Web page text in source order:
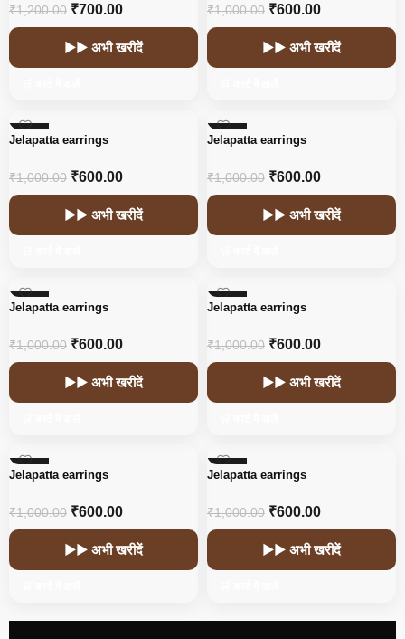
₹1,200.00 ₹700.00
▶▶ अभी खरीदें
₹1,000.00 ₹600.00
▶▶ अभी खरीदें
-40%
Jelapatta earrings
₹1,000.00 ₹600.00
▶▶ अभी खरीदें
-40%
Jelapatta earrings
₹1,000.00 ₹600.00
▶▶ अभी खरीदें
-40%
Jelapatta earrings
₹1,000.00 ₹600.00
▶▶ अभी खरीदें
-40%
Jelapatta earrings
₹1,000.00 ₹600.00
▶▶ अभी खरीदें
-40%
Jelapatta earrings
₹1,000.00 ₹600.00
▶▶ अभी खरीदें
-40%
Jelapatta earrings
₹1,000.00 ₹600.00
▶▶ अभी खरीदें